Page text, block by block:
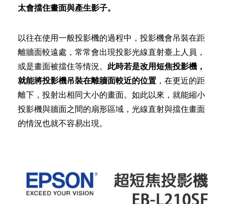
太會擋住畫面與產生影子。
以往在使用一般投影機的過程中，投影機會吊裝在距
離牆面較遠處，常常會出現投影光線直射臺上人員，
或是畫面被擋住等情況。 此時若是改用短焦投影機，
就能將投影機吊裝在離牆面較近的位置 ，在更近的距
離下，投射出相同大小的畫面。如此以來，就能縮小
投影機與牆面之間的扇形區域，光線直射與擋住畫面
的情況也就不容易出現。